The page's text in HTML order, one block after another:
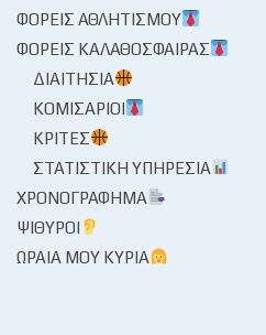
ΦΟΡΕΊΣ ΑΘΛΗΤΙΣΜΟΎ
ΦΟΡΕΊΣ ΚΑΛΑΘΌΣΦΑΙΡΑΣ
ΔΙΑΙΤΗΣΊΑ
ΚΟΜΙΣΆΡΙΟΙ
ΚΡΙΤΈΣ
ΣΤΑΤΙΣΤΙΚΉ ΥΠΗΡΕΣΊΑ
ΧΡΟΝΟΓΡΆΦΗΜΑ
ΨΊΘΥΡΟΙ
ΩΡΑΊΑ ΜΟΥ ΚΥΡΊΑ